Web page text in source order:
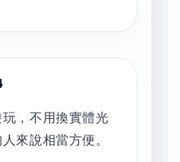
，不用換實體光
來說相當方便。